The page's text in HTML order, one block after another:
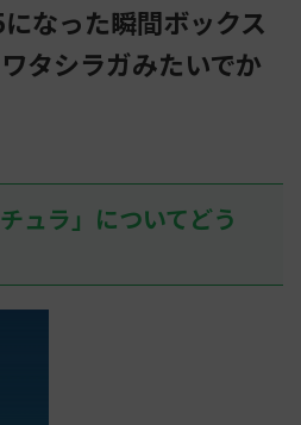
なった瞬間ボックス
タシラガみたいでか
ュラ」についてどう